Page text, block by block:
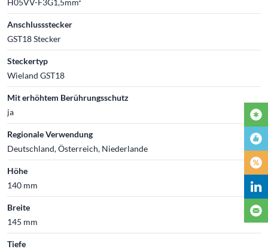
Anschlussstecker
GST18 Stecker
Steckertyp
Wieland GST18
Mit erhöhtem Berührungsschutz
ja
Regionale Verwendung
Deutschland, Österreich, Niederlande
Höhe
140 mm
Breite
145 mm
Tiefe